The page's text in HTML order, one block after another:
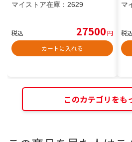
マイストア在庫： 2629
税込 27500円
カートに入れる
マ
税込
このカテゴリをも